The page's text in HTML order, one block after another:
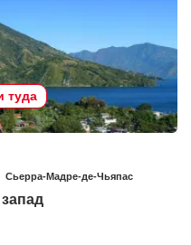
туда
Сьерра-Мадре-де-Чьяпас